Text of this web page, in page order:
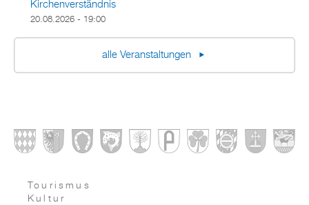
Kirchenverständnis
20.08.2026 - 19:00
alle Veranstaltungen
Tourismus
Kultur